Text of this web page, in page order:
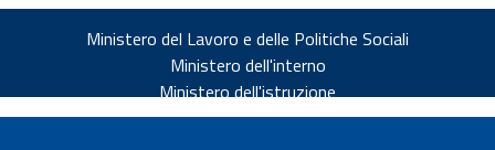
Ministero del Lavoro e delle Politiche Sociali
Ministero dell'interno
Ministero dell'istruzione